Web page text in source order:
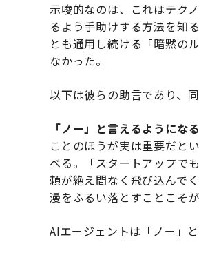
示唆的なのは、これはテク
るよう手助けする方法を知
とも通用し続ける「暗黙の
なかった。
以下は彼らの助言であり、
「ノー」と言えるようになる
ことのほうが実は重要だと
べる。「スタートアップで
頼が絶え間なく飛び込んで
漫をふるい落とすことこそ
AIエージェントは「ノー」